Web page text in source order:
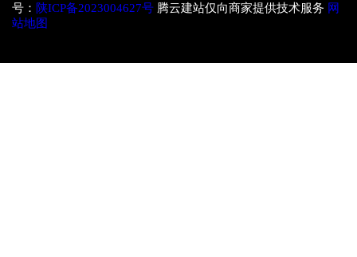
号： 陕ICP备2023004627号 腾云建站仅向商家提供技术服务 网
站地图